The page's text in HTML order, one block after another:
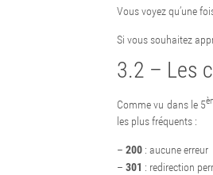
Vous voyez qu’une
Si vous souhaitez
3.2 – Les
Comme vu dans le 5
les plus fréquents :
– 200 : aucune erreur
– 301 : redirection